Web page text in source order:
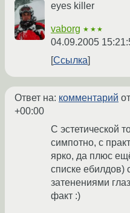
eyes killer
vaborg ★★★
04.09.2005
Ссылка
Ответ на: комментарий
+00:00
С эстетической
симпотно, с
ярко, да плюс
списке ебилдов)
затенениями
факт :)